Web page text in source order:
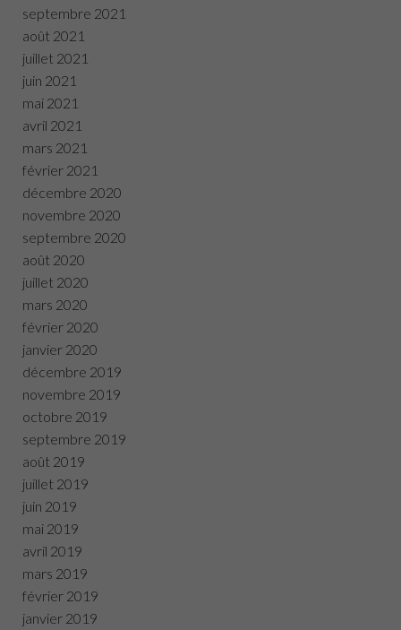
septembre 2021
août 2021
juillet 2021
juin 2021
mai 2021
avril 2021
mars 2021
février 2021
décembre 2020
novembre 2020
septembre 2020
août 2020
juillet 2020
mars 2020
février 2020
janvier 2020
décembre 2019
novembre 2019
octobre 2019
septembre 2019
août 2019
juillet 2019
juin 2019
mai 2019
avril 2019
mars 2019
février 2019
janvier 2019